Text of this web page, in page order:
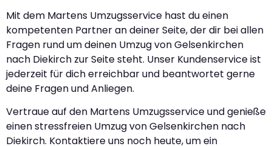
Mit dem Martens Umzugsservice hast du einen
kompetenten Partner an deiner Seite, der dir bei allen
Fragen rund um deinen Umzug von Gelsenkirchen
nach Diekirch zur Seite steht. Unser Kundenservice ist
jederzeit für dich erreichbar und beantwortet gerne
deine Fragen und Anliegen.
Vertraue auf den Martens Umzugsservice und genieße
einen stressfreien Umzug von Gelsenkirchen nach
Diekirch. Kontaktiere uns noch heute, um ein